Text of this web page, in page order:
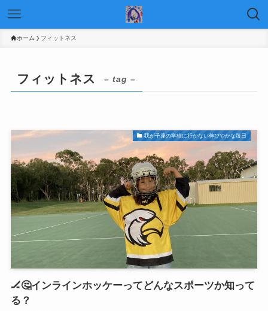
ホーム フィットネス
フィットネス – tag –
我が子達の学校に行かない伸びやかな毎日
🏒🤔インラインホッケーってどんなスポーツか知って
る？